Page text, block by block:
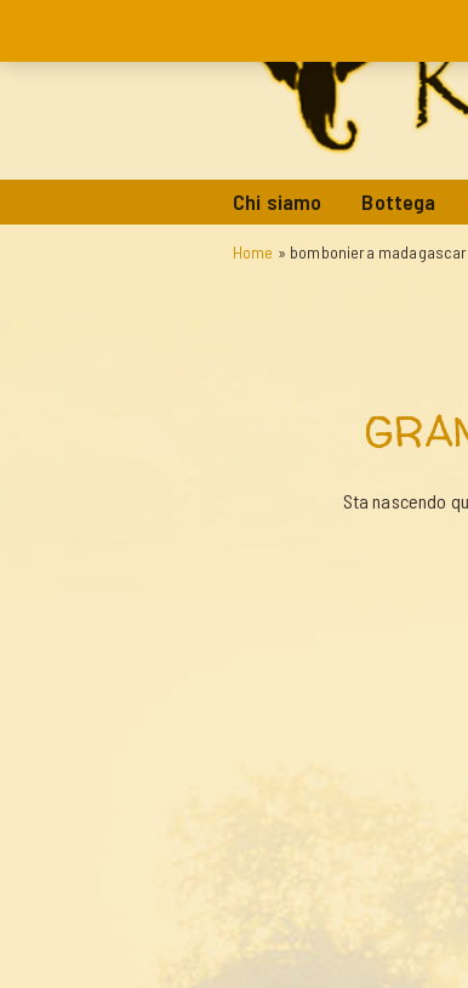
Chi siamo Bottega
Home » bomboniera madagascar
Sta nascendo